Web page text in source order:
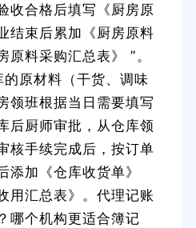
收合格后填写《厨房原
结束后累加《厨房原料
料采购汇总表》 ”。
原材料（干货、调味
领班根据当日需要填写
后厨师审批，从仓库领
核手续完成后，按订单
添加《仓库收货单》
用汇总表》。代理记账
哪个机构更适合簿记